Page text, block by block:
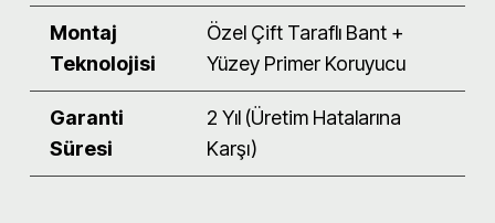
Montaj
Teknolojisi
Özel Çift Taraflı Bant +
Yüzey Primer Koruyucu
Garanti
Süresi
2 Yıl (Üretim Hatalarına
Karşı)